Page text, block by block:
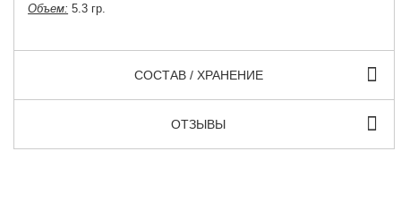
Объем: 5.3 гр.
СОСТАВ / ХРАНЕНИЕ
ОТЗЫВЫ